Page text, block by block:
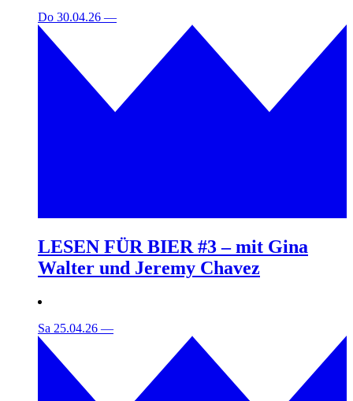
Do 30.04.26 —
LESEN FÜR BIER #3 – mit Gina
Walter und Jeremy Chavez
Sa 25.04.26 —